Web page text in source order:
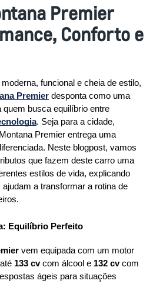
Premier
Conforto e
funcional e cheia de estilo,
Premier desponta como uma
busca equilíbrio entre
. Seja para a cidade,
Premier entrega uma
Neste blogpost, vamos
que fazem deste carro uma
estilos de vida, explicando
a transformar a rotina de
Equilíbrio Perfeito
vem equipada com um motor
133 cv com álcool e 132 cv com
ágeis para situações